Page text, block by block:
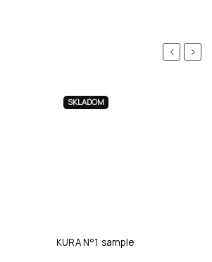
Previous
SKLADOM
KURA N°1 sample
Next